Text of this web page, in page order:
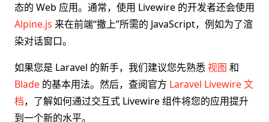
态的 Web 应用。通常，使用 Livewire 的开发者还会使用
Alpine.js 来在前端“撒上”所需的 JavaScript，例如为了渲
染对话窗口。
如果您是 Laravel 的新手，我们建议您先熟悉视图 和
Blade 的基本用法。然后，查阅官方 Laravel Livewire 文
档，了解如何通过交互式 Livewire 组件将您的应用提升
到一个新的水平。